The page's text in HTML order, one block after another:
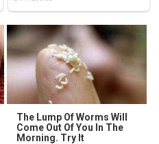
The Lump Of Worms Will
Come Out Of You In The
Morning. Try It